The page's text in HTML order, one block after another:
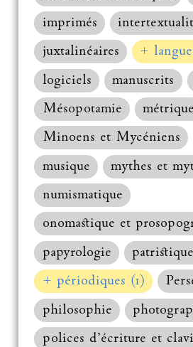
imprimés
juxtalinéaires
+
logiciels
manuscrits
Mésopotamie
métrique
Minoens et Mycéniens
musique
mythes et
numismatique
onomastique et
papyrologie
patristique
+ périodiques (1)
philosophie
polices d’écriture et